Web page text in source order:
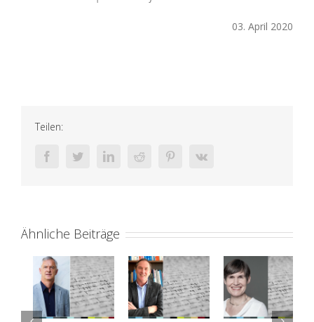
03. April 2020
Teilen:
facebooktwitter linkedinreddit pinterestvk
Ähnliche Beiträge